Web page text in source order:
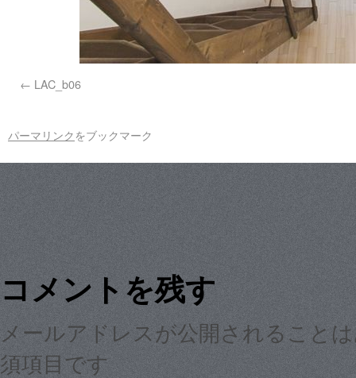
LAC_b06
パーマリンクをブックマーク
コメントを残す
メールアドレスが公開されること
須項目です